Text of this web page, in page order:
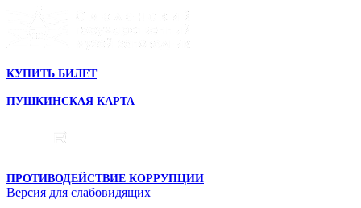
КУПИТЬ БИЛЕТ
ПУШКИНСКАЯ КАРТА
ПРОТИВОДЕЙСТВИЕ КОРРУПЦИИ
Версия для слабовидящих